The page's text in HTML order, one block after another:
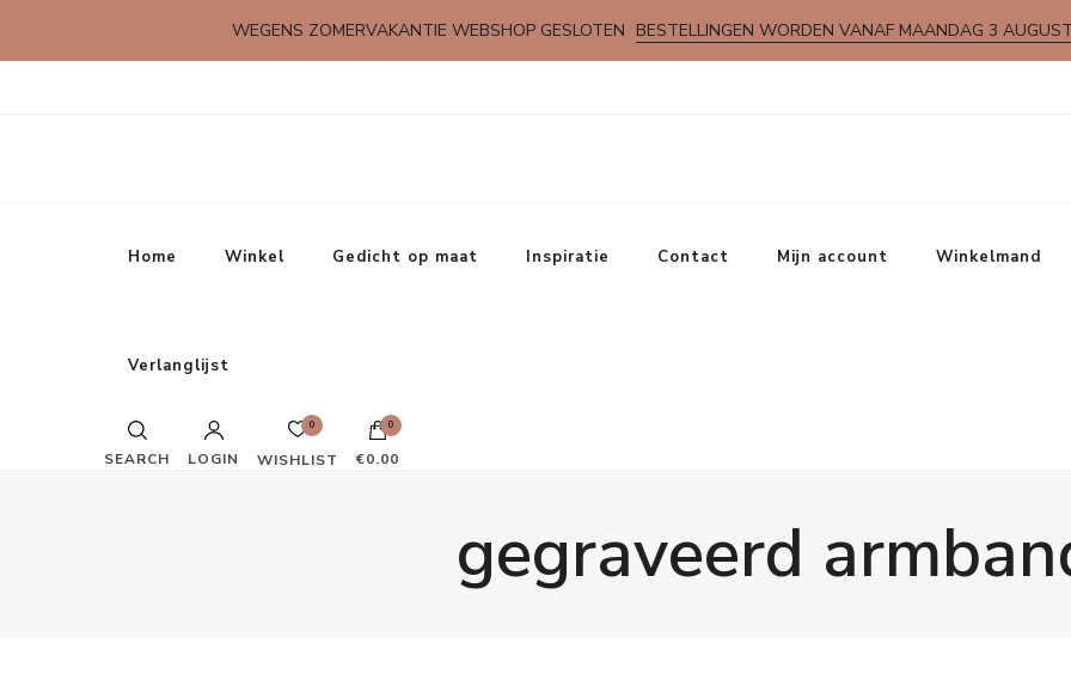
WEGENS ZOMERVAKANTIE WEBSHOP GESLOTEN BESTELLINGEN WORDEN VANAF MAANDAG 3
Home Winkel
Verras je vader met een lief cadeautje
Gedicht op maat Inspiratie Contact Mijn account Winkelmand
Verlanglijst
SEARCH LOGIN
0
WISHLIST
0
€0.00
gegraveerd